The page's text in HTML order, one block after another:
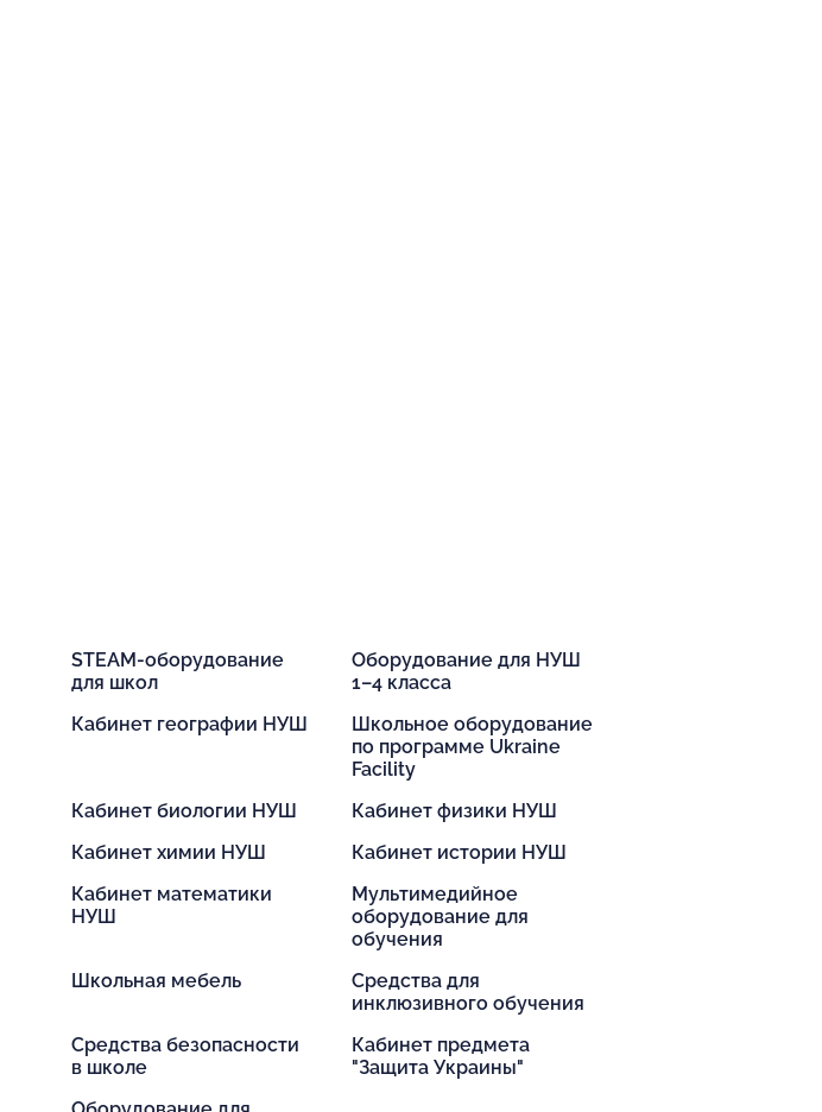
STEAM-оборудование
для школ
Оборудование для НУШ
1–4 класса
Кабинет географии НУШ
Школьное оборудование
по программе Ukraine
Facility
Кабинет биологии НУШ
Кабинет физики НУШ
Кабинет химии НУШ
Кабинет истории НУШ
Кабинет математики
НУШ
Мультимедийное
оборудование для
обучения
Школьная мебель
Средства для
инклюзивного обучения
Средства безопасности
в школе
Кабинет предмета
"Защита Украины"